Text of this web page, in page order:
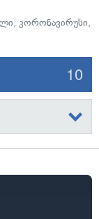
, კორონავირუსი,
10